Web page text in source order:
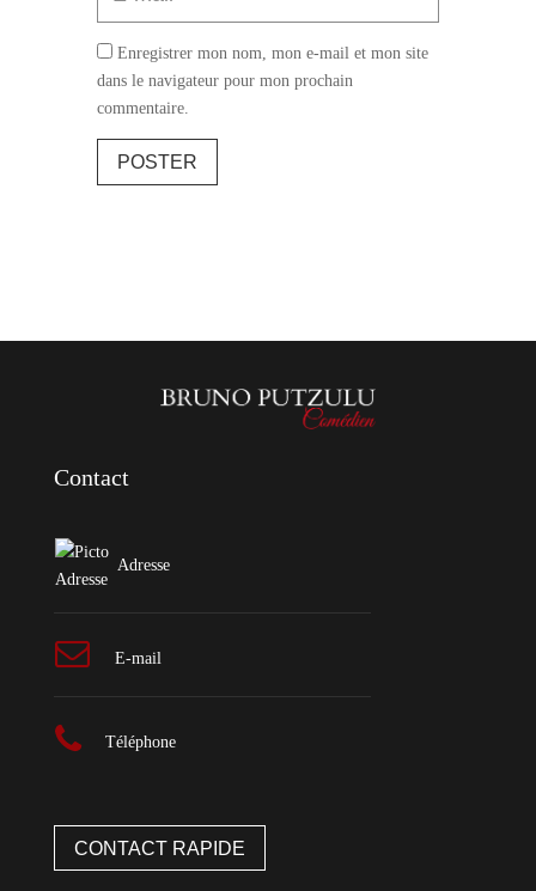
Enregistrer mon nom, mon e-mail et mon site
dans le navigateur pour mon prochain
commentaire.
POSTER
Contact
Adresse
E-mail
Téléphone
CONTACT RAPIDE